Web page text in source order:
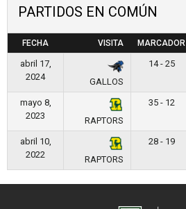
PARTIDOS EN COMÚN
FECHA VISITA MARCADOR
abril 17,
2024
GALLOS
14 - 25
mayo 8,
2023
RAPTORS
35 - 12
abril 10,
2022
RAPTORS
28 - 19